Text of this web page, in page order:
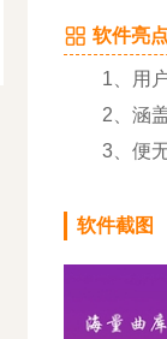
软件亮点
1、用户
2、涵盖
3、便无
软件截图